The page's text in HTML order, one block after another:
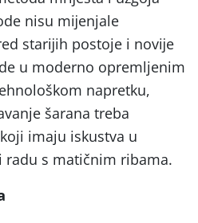
nisu mĳenjale
starĳih postoje i novĳe
u moderno opremljenim
napretku,
šarana treba
imaju iskustva u
radu s matičnim ribama.